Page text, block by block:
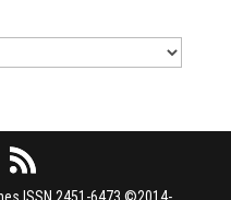
ISSN 2451-6473 ©2014-